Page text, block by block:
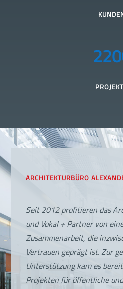
ARCHITEKTURBÜRO
Seit 2012 profitieren das
und Vokal + Partner von
Zusammenarbeit, die
Vertrauen geprägt ist. Zur
Unterstützung kam es
Projekten für öffentliche